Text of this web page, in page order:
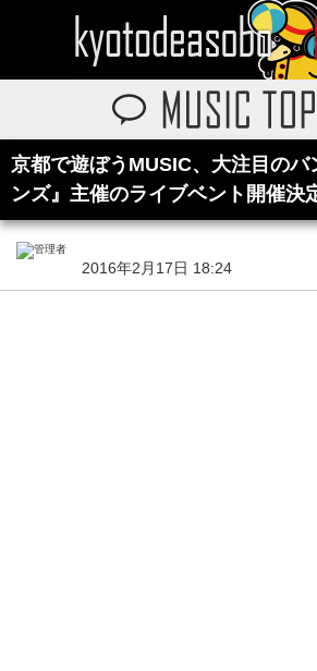
京都で遊ぼうMUSIC、大注目のバ
ンズ』主催のライブベント開催決
2016年2月17日 18:24